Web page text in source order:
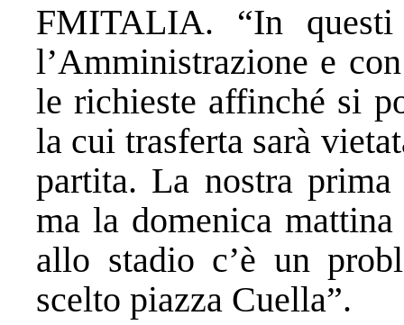
FMITALIA. “In
l’Amministrazione e
le richieste affinché si
la cui trasferta sarà
partita. La nostra
ma la domenica
allo stadio c’è un
scelto piazza Cuella”.